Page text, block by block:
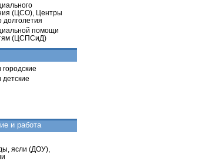
(ЦСО), Центры
долголетия
помощи
(ЦСПСиД)
городские
детские
и работа
ясли (ДОУ),